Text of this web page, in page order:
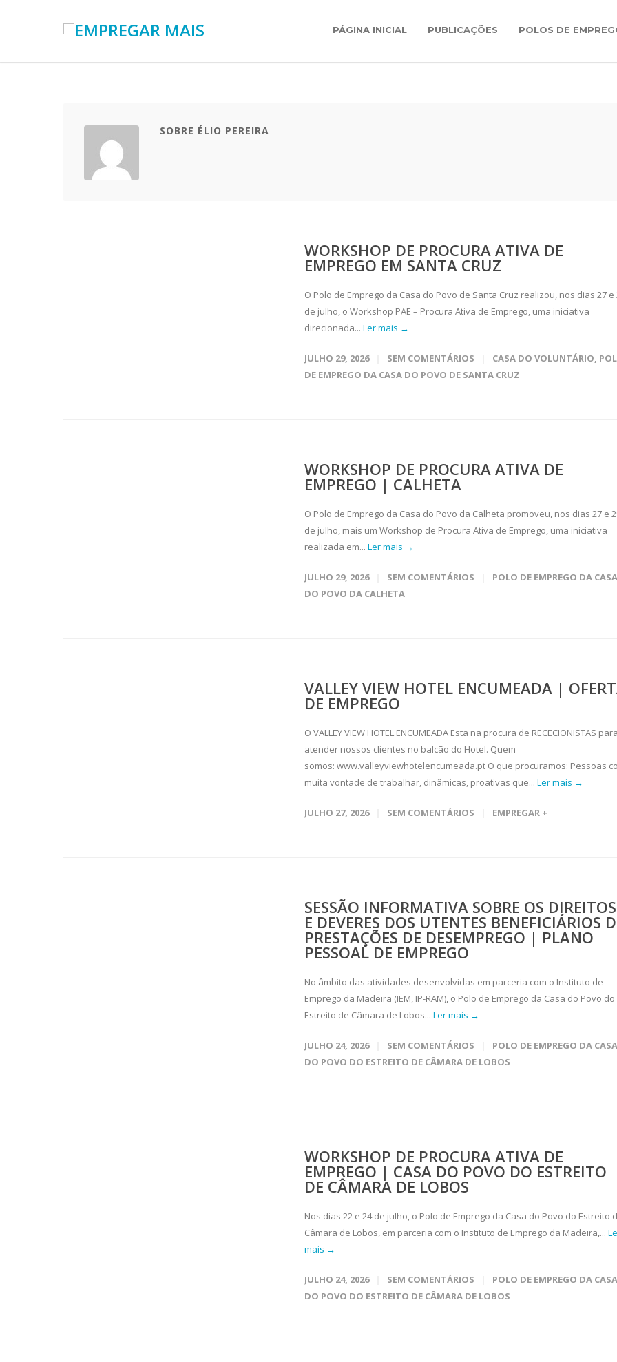
PÁGINA INICIAL PUBLICAÇÕES POLOS DE
SOBRE ÉLIO PEREIRA
WORKSHOP DE PROCURA ATIVA DE
EMPREGO EM SANTA CRUZ
O Polo de Emprego da Casa do Povo de Santa Cruz realizou, nos dias 27 e
de julho, o Workshop PAE – Procura Ativa de Emprego, uma iniciativa
direcionada... Ler mais →
JULHO 29, 2026 SEM COMENTÁRIOS CASA DO VOLUNTÁRIO,
DE EMPREGO DA CASA DO POVO DE SANTA CRUZ
WORKSHOP DE PROCURA ATIVA DE
EMPREGO | CALHETA
O Polo de Emprego da Casa do Povo da Calheta promoveu, nos dias 27 e
de julho, mais um Workshop de Procura Ativa de Emprego, uma iniciativa
realizada em... Ler mais →
JULHO 29, 2026 SEM COMENTÁRIOS
POLO DE EMPREGO DA CASA
DO POVO DA CALHETA
VALLEY VIEW HOTEL ENCUMEADA |
DE EMPREGO
O VALLEY VIEW HOTEL ENCUMEADA Esta na procura de RECECIONISTAS para
atender nossos clientes no balcão do Hotel. Quem
somos: www.valleyviewhotelencumeada.pt O que procuramos: Pessoas
muita vontade de trabalhar, dinâmicas, proativas que... Ler mais →
JULHO 27, 2026 SEM COMENTÁRIOS EMPREGAR +
SESSÃO INFORMATIVA SOBRE OS DIREITOS
E DEVERES DOS UTENTES BENEFICIÁRIOS
PRESTAÇÕES DE DESEMPREGO | PLANO
PESSOAL DE EMPREGO
No âmbito das atividades desenvolvidas em parceria com o Instituto de
Emprego da Madeira (IEM, IP-RAM), o Polo de Emprego da Casa do Povo do
Estreito de Câmara de Lobos... Ler mais →
JULHO 24, 2026 SEM COMENTÁRIOS
POLO DE EMPREGO DA CASA
DO POVO DO ESTREITO DE CÂMARA DE LOBOS
WORKSHOP DE PROCURA ATIVA DE
EMPREGO | CASA DO POVO DO ESTREITO
DE CÂMARA DE LOBOS
Nos dias 22 e 24 de julho, o Polo de Emprego da Casa do Povo do Estreito
Câmara de Lobos, em parceria com o Instituto de Emprego da Madeira,...
mais →
JULHO 24, 2026 SEM COMENTÁRIOS
POLO DE EMPREGO DA CASA
DO POVO DO ESTREITO DE CÂMARA DE LOBOS